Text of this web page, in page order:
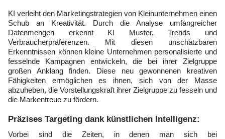
KI verleiht den Marketingstrategien von Kleinunternehmen einen
Schub an Kreativität. Durch die Analyse umfangreicher
Datenmengen erkennt KI Muster, Trends und
Verbraucherpräferenzen. Mit diesen unschätzbaren
Erkenntnissen können kleine Unternehmen personalisierte und
fesselnde Kampagnen entwickeln, die bei ihrer Zielgruppe
großen Anklang finden. Diese neu gewonnenen kreativen
Fähigkeiten ermöglichen es ihnen, sich von der Masse
abzuheben, die Vorstellungskraft ihrer Zielgruppe zu fesseln und
die Markentreue zu fördern.
Präzises Targeting dank künstlichen Intelligenz:
Vorbei sind die Zeiten, in denen man sich bei